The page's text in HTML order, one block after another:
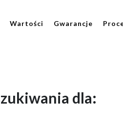
Wartości Gwarancje
dla: